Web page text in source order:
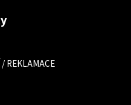
REKLAMACE